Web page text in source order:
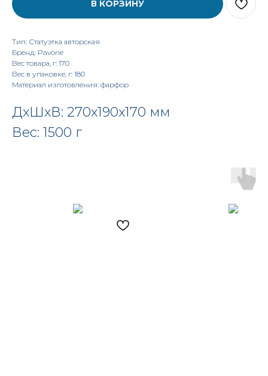
В КОРЗИНУ
Тип: Статуэтка авторская
Бренд: Pavone
Вес товара, г: 170
Вес в упаковке, г: 180
Материал изготовления: фарфор
ДxШxВ: 270x190x170 мм
Вес: 1500 г